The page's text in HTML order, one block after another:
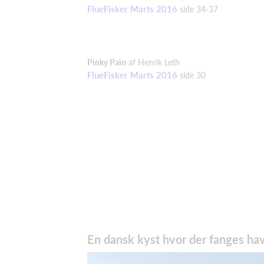
FlueFisker Marts 2016 side 34-37
Pinky Pain af Henrik Leth
FlueFisker Marts 2016 side 30
En dansk kyst hvor der fanges